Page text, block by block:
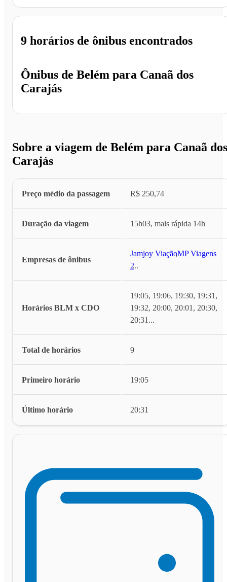
Ônibus de Belém para Canaã dos
Carajás
9 horários de ônibus encontrados
Sobre a viagem de Belém para Canaã dos
Carajás
Preço médio da passagem R$ 250,74
Duração da viagem 15h03, mais rápida 14h
Empresas de ônibus
Jamjoy Viação,MP Viagens
2...
Horários BLM x CDO
19:05, 19:06, 19:30, 19:31,
19:32, 20:00, 20:01, 20:30,
20:31...
Total de horários 9
Primeiro horário 19:05
Último horário 20:31